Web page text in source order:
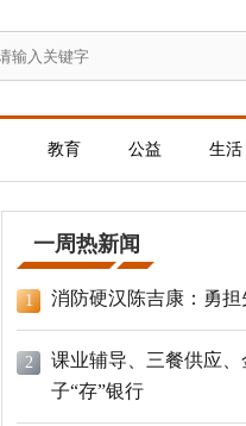
教育 公益 生活
一周热新闻
1 消防硬汉陈吉康：勇
2
课业辅导、三餐供应
子“存”银行